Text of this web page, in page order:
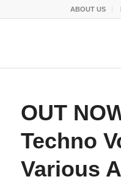
ABOUT US
OUT
Techno
Various